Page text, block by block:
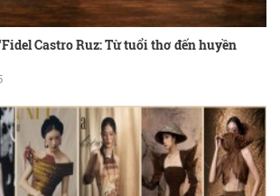
Castro Ruz: Từ tuổi thơ đến huyền